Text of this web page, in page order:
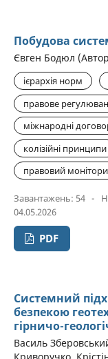
Побудова
Євген Бодюл
ієрархія норм
правове
міжнародні
колізійні принципи
правовий
Завантажень: 54 -
04.05.2026
PDF
Системний
безпекою
гірничо-
Василь